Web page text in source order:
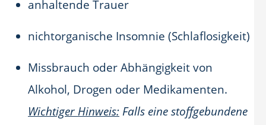
anhaltende Trauer
nichtorganische Insomnie (Schlaflosigkeit)
Missbrauch oder Abhängigkeit von
Alkohol, Drogen oder Medikamenten.
Wichtiger Hinweis: Falls eine stoffgebundene